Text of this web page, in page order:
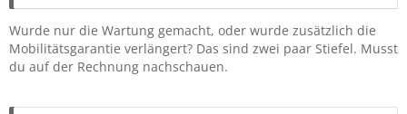
Wurde nur die Wartung gemacht, oder wurde zusätzlich die
Mobilitätsgarantie verlängert? Das sind zwei paar Stiefel. Musst
du auf der Rechnung nachschauen.